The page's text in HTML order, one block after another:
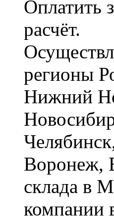
Оплатить
расчёт.
регионы
Нижний
Воронеж,
склада в
компании